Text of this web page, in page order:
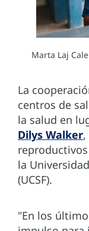
Marta Laj
La
centros de
la salud en
Dilys Walker
la
(UCSF).
"En los